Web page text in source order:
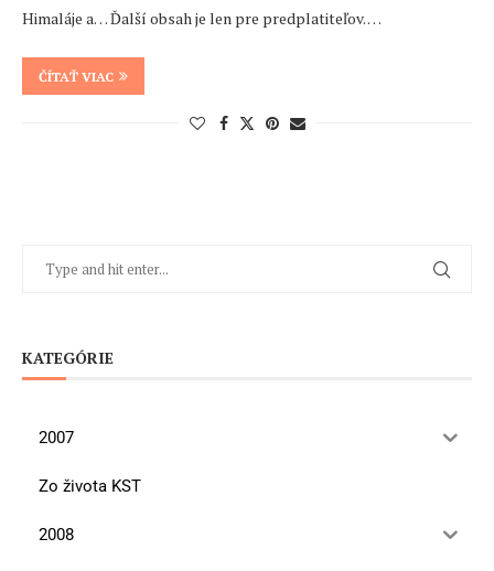
Himaláje a… Ďalší obsah je len pre predplatiteľov. …
ČÍTAŤ VIAC
KATEGÓRIE
2007
Zo života KST
2008